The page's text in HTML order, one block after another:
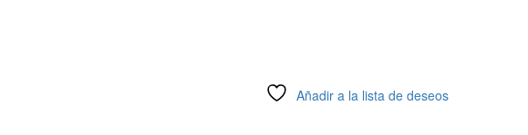
Añadir a la lista de deseos